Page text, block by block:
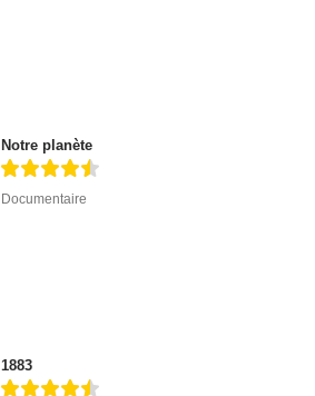
Notre planète
Documentaire
1883